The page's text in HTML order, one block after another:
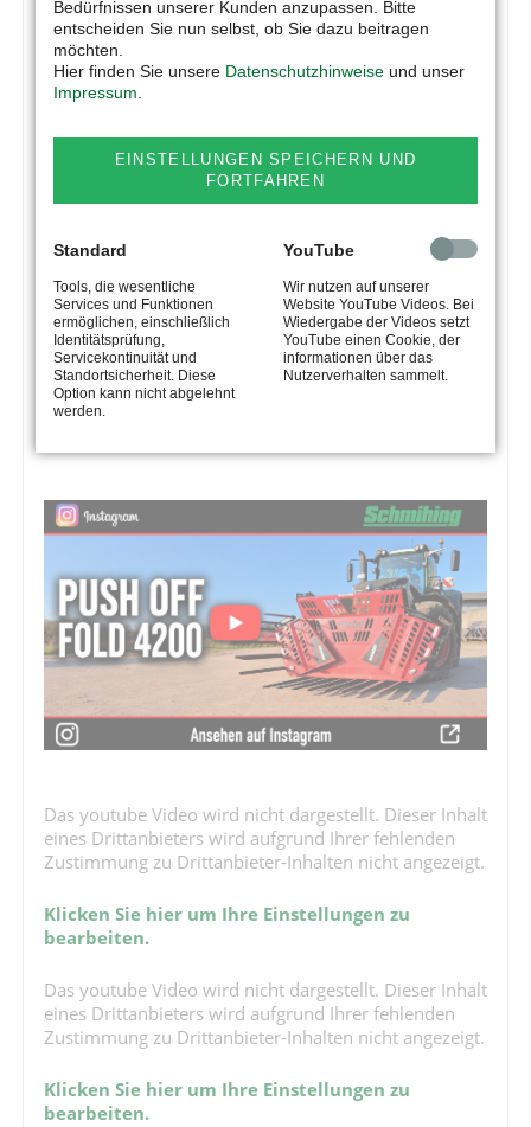
Das youtube Video wird nicht dargestellt. Dieser Inhalt
eines Drittanbieters wird aufgrund Ihrer fehlenden
Zustimmung zu Drittanbieter-Inhalten nicht angezeigt.
Klicken Sie hier um Ihre Einstellungen zu
bearbeiten.
Das youtube Video wird nicht dargestellt. Dieser Inhalt
eines Drittanbieters wird aufgrund Ihrer fehlenden
Zustimmung zu Drittanbieter-Inhalten nicht angezeigt.
Klicken Sie hier um Ihre Einstellungen zu
bearbeiten.
Bedürfnissen unserer Kunden anzupassen. Bitte
entscheiden Sie nun selbst, ob Sie dazu beitragen
möchten.
Hier finden Sie unsere Datenschutzhinweise und unser
Impressum
EINSTELLUNGEN SPEICHERN UND
FORTFAHREN
Standard
Tools, die wesentliche
Services und Funktionen
ermöglichen, einschließlich
Identitätsprüfung,
Servicekontinuität und
Standortsicherheit. Diese
Option kann nicht abgelehnt
werden.
YouTube
Wir nutzen auf unserer
Website YouTube Videos. Bei
Wiedergabe der Videos setzt
YouTube einen Cookie, der
informationen über das
Nutzerverhalten sammelt.